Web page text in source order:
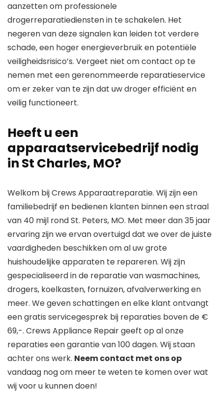
aanzetten om professionele
drogerreparatiediensten in te schakelen. Het
negeren van deze signalen kan leiden tot verdere
schade, een hoger energieverbruik en potentiële
veiligheidsrisico’s. Vergeet niet om contact op te
nemen met een gerenommeerde reparatieservice
om er zeker van te zijn dat uw droger efficiënt en
veilig functioneert.
Heeft u een
apparaatservicebedrijf nodig
in St Charles, MO?
Welkom bij Crews Apparaatreparatie. Wij zijn een
familiebedrijf en bedienen klanten binnen een straal
van 40 mijl rond St. Peters, MO. Met meer dan 35 jaar
ervaring zijn we ervan overtuigd dat we over de juiste
vaardigheden beschikken om al uw grote
huishoudelijke apparaten te repareren. Wij zijn
gespecialiseerd in de reparatie van wasmachines,
drogers, koelkasten, fornuizen, afvalverwerking en
meer. We geven schattingen en elke klant ontvangt
een gratis servicegesprek bij reparaties boven de €
69,-. Crews Appliance Repair geeft op al onze
reparaties een garantie van 100 dagen. Wij staan ​​
achter ons werk. Neem contact met ons op
vandaag nog om meer te weten te komen over wat
wij voor u kunnen doen!